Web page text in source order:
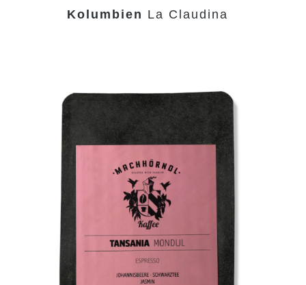
Kolumbien La Claudina